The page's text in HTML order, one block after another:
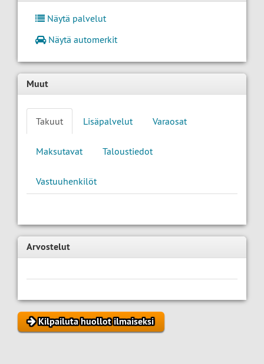
Näytä palvelut
Näytä automerkit
Muut
Takuut Lisäpalvelut Varaosat
Maksutavat Taloustiedot
Vastuuhenkilöt
Arvostelut
Kilpailuta huollot ilmaiseksi